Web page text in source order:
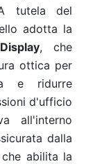
tutela del
adotta la
, che
ottica per
e ridurre
d'ufficio
all'interno
dalla
abilita la